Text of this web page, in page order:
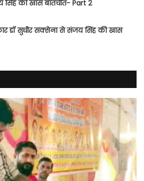
की खास बातचीत- Part 2
डॉ सुधीर सक्सेना से संजय सिंह की खास